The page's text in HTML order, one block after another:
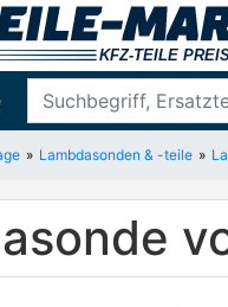
Lambdasonden & -teile